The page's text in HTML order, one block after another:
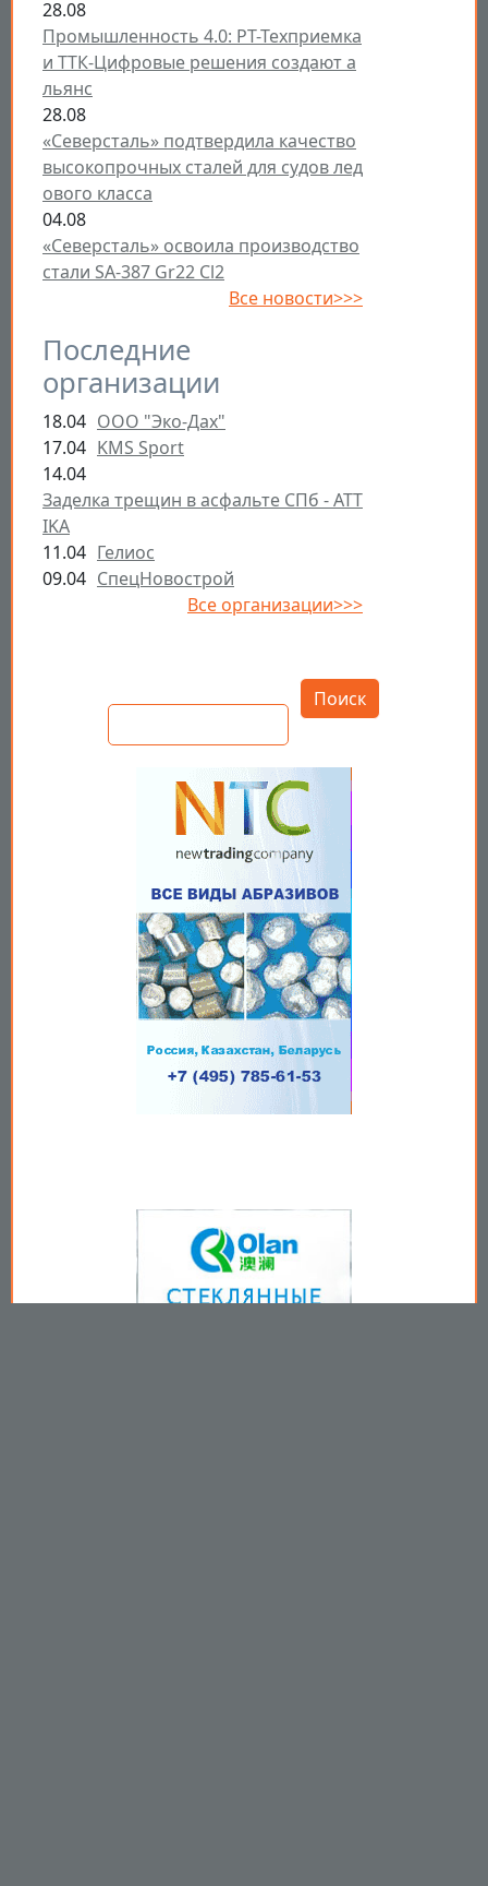
28.08
Промышленность 4.0: РТ-Техприемка
и ТТК-Цифровые решения создают а
льянс
28.08
«Северсталь» подтвердила качество
высокопрочных сталей для судов лед
ового класса
04.08
«Северсталь» освоила производство
стали SA-387 Gr22 Cl2
Все новости>>>
Последние
организации
18.04 ООО "Эко-Дах"
17.04 KMS Sport
14.04
Заделка трещин в асфальте СПб - ATT
IKA
11.04 Гелиос
09.04 СпецНовострой
Все организации>>>